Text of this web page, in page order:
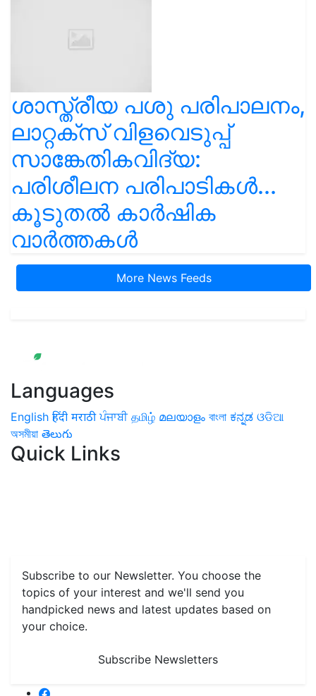
ശാസ്ത്രീയ പശു പരിപാലനം,
ലാറ്റക്സ് വിളവെടുപ്പ്
സാങ്കേതികവിദ്യ:
പരിശീലന പരിപാടികൾ...
കൂടുതൽ കാർഷിക
വാർത്തകൾ
More News Feeds
Languages
English हिंदी मराठी ਪੰਜਾਬੀ தமிழ் മലയാളം বাংলা ಕನ್ನಡ ଓଡିଆ
অসমীয়া తెలుగు
Quick Links
Subscribe to our Newsletter. You choose the
topics of your interest and we'll send you
handpicked news and latest updates based on
your choice.
Subscribe Newsletters